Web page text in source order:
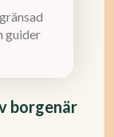
borgenär
guider